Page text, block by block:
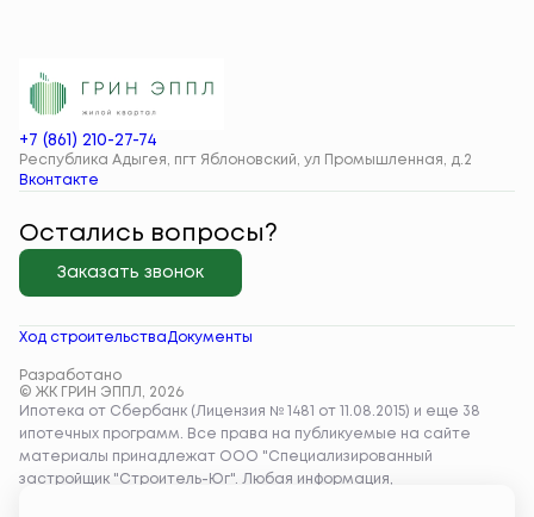
+7 (861) 210-27-74
Республика Адыгея, пгт Яблоновский, ул Промышленная, д.2
Вконтакте
Ход строительстваДокументы
Разработано
© ЖК ГРИН ЭППЛ, 2026
Остались вопросы?
Заказать звонок